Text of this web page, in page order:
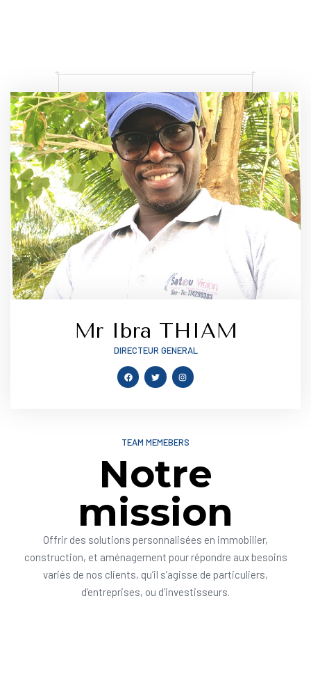
Mr Ibra THIAM
DIRECTEUR GENERAL
TEAM MEMEBERS
Notre
mission
Offrir des solutions personnalisées en immobilier,
construction, et aménagement pour répondre aux besoins
variés de nos clients, qu’il s’agisse de particuliers,
d’entreprises, ou d’investisseurs.